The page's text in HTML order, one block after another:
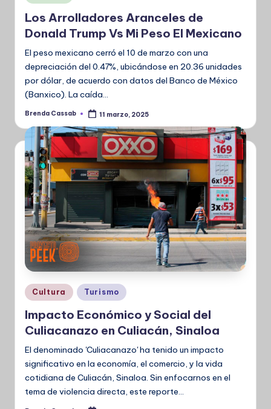
en
Los Arrolladores Aranceles de
Donald Trump Vs Mi Peso El Mexicano
El peso mexicano cerró el 10 de marzo con una
depreciación del 0.47%, ubicándose en 20.36 unidades
por dólar, de acuerdo con datos del Banco de México
(Banxico). La caída…
Publicado
Brenda Cassab 11 marzo, 2025
Publicado
en
Cultura Turismo
Impacto Económico y Social del
Culiacanazo en Culiacán, Sinaloa
El denominado 'Culiacanazo' ha tenido un impacto
significativo en la economía, el comercio, y la vida
cotidiana de Culiacán, Sinaloa. Sin enfocarnos en el
tema de violencia directa, este reporte…